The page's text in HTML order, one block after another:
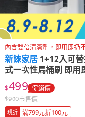
內含雙倍清潔劑，即用即扔
新錸家居 1+12入可
式一次性馬桶刷 即用
$499 促銷價
$900市售價
現折 滿799元折100元